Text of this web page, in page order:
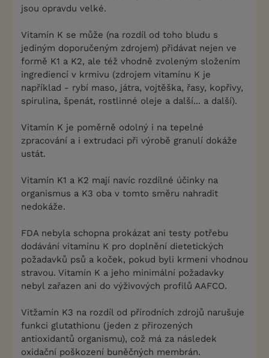
jsou opravdu velké.
Vitamín K se může (na rozdíl od toho bludu s
jediným doporučeným zdrojem) přidávat nejen ve
formě K1 a K2, ale též vhodně zvoleným složením
ingrediencí v krmivu (zdrojem vitamínu K je
například - rybí maso, játra, vojtěška, řasy, kopřivy,
spirulina, špenát, rostlinné oleje a další... a další).
Vitamín K je poměrně odolný i na tepelné
zpracování a i extrudaci při výrobě granulí dokáže
ustát.
Vitamín K1 a K2 mají navíc rozdílné účinky na
organismus a K3 oba v tomto směru nahradit
nedokáže.
FDA nebyla schopna prokázat ani testy potřebu
dodávání vitamínu K pro doplnění dietetických
požadavků psů a koček, pokud byli krmeni vhodnou
stravou. Vitamín K a jeho minimální požadavky
nebyl zařazen ani do výživových profilů AAFCO.
Vitžamín K3 na rozdíl od přírodních zdrojů narušuje
funkci glutathionu (jeden z přirozených
antioxidantů organismu), což má za následek
oxidační poškození buněčných membrán.